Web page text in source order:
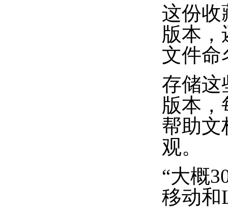
这份收
版本
文件命
存储这
版本
帮助文
观。
“大概
移动和